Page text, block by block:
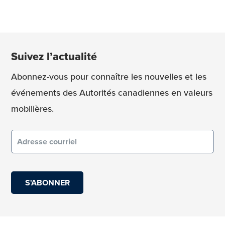
Suivez l’actualité
Abonnez-vous pour connaître les nouvelles et les
événements des Autorités canadiennes en valeurs
mobilières.
Courriel
(obligatoire)